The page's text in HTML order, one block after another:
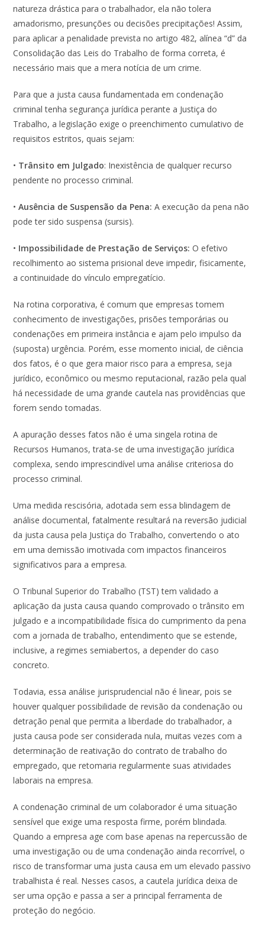
natureza drástica para o trabalhador, ela não tolera
amadorismo, presunções ou decisões precipitações! Assim,
para aplicar a penalidade prevista no artigo 482, alínea “d” da
Consolidação das Leis do Trabalho de forma correta, é
necessário mais que a mera notícia de um crime.
Para que a justa causa fundamentada em condenação
criminal tenha segurança jurídica perante a Justiça do
Trabalho, a legislação exige o preenchimento cumulativo de
requisitos estritos, quais sejam:
• Trânsito em Julgado: Inexistência de qualquer recurso
pendente no processo criminal.
•Ausência de Suspensão da Pena: A execução da pena não
pode ter sido suspensa (sursis).
• Impossibilidade de Prestação de Serviços: O efetivo
recolhimento ao sistema prisional deve impedir, fisicamente,
a continuidade do vínculo empregatício.
Na rotina corporativa, é comum que empresas tomem
conhecimento de investigações, prisões temporárias ou
condenações em primeira instância e ajam pelo impulso da
(suposta) urgência. Porém, esse momento inicial, de ciência
dos fatos, é o que gera maior risco para a empresa, seja
jurídico, econômico ou mesmo reputacional, razão pela qual
há necessidade de uma grande cautela nas providências que
forem sendo tomadas.
A apuração desses fatos não é uma singela rotina de
Recursos Humanos, trata-se de uma investigação jurídica
complexa, sendo imprescindível uma análise criteriosa do
processo criminal.
Uma medida rescisória, adotada sem essa blindagem de
análise documental, fatalmente resultará na reversão judicial
da justa causa pela Justiça do Trabalho, convertendo o ato
em uma demissão imotivada com impactos financeiros
significativos para a empresa.
O Tribunal Superior do Trabalho (TST) tem validado a
aplicação da justa causa quando comprovado o trânsito em
julgado e a incompatibilidade física do cumprimento da pena
com a jornada de trabalho, entendimento que se estende,
inclusive, a regimes semiabertos, a depender do caso
concreto.
Todavia, essa análise jurisprudencial não é linear, pois se
houver qualquer possibilidade de revisão da condenação ou
detração penal que permita a liberdade do trabalhador, a
justa causa pode ser considerada nula, muitas vezes com a
determinação de reativação do contrato de trabalho do
empregado, que retomaria regularmente suas atividades
laborais na empresa.
A condenação criminal de um colaborador é uma situação
sensível que exige uma resposta firme, porém blindada.
Quando a empresa age com base apenas na repercussão de
uma investigação ou de uma condenação ainda recorrível, o
risco de transformar uma justa causa em um elevado passivo
trabalhista é real. Nesses casos, a cautela jurídica deixa de
ser uma opção e passa a ser a principal ferramenta de
proteção do negócio.